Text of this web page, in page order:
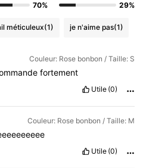
70%
29%
méticuleux(1) je n'aime pas(1)
Couleur: Rose bonbon / Taille: S
fortement
Utile (0)
Couleur: Rose bonbon / Taille: M
Utile (0)